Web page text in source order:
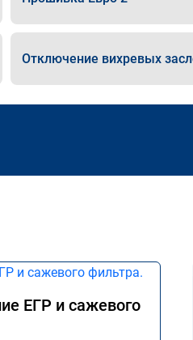
Отключение вихревых
ЕГР и сажевого